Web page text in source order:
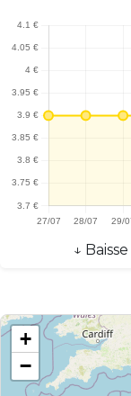
↓ Baisse
+
−